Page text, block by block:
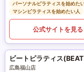
パーソナルピラティスを始めた
マシンピラティスを始めたい人
公式サイトを見る
ビートピラティス
広島福山店